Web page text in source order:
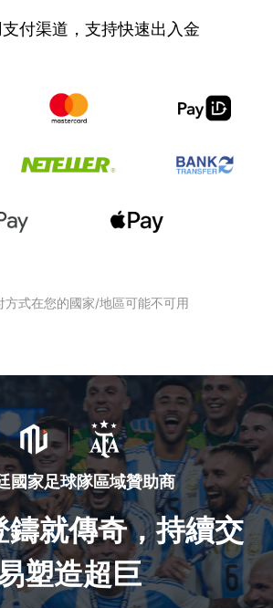
付渠道，支持快速出入金
方式在您的國家/地區可能不可用
國家足球隊區域贊助商
就傳奇，持續交
塑造超巨